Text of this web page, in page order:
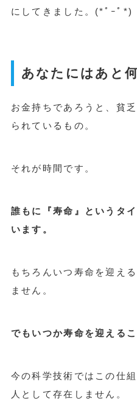
にしてきました。 (*ﾟｰﾟ *)
あなたにはあと
お金持ちであろうと、貧
られているもの。
それが時間です。
誰もに『寿命』というタ
います。
もちろんいつ寿命を迎え
ません。
でもいつか寿命を迎える
今の科学技術ではこの仕
人として存在しません。